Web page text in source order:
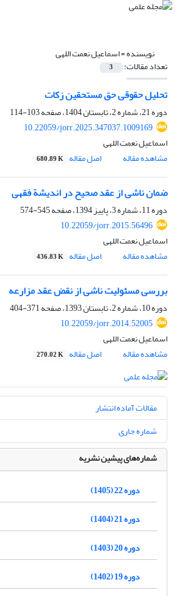
نویسنده =اسماعیل نعمت اللهی
تعداد مقالات: 3
تحلیل حقوقی حق مستحقین زکات
دوره 21، شماره 2، تابستان 1404، صفحه
103-114
10.22059/jorr.2025.347037.1009169
اسماعیل نعمت اللهی
مشاهده مقاله
اصل مقاله 680.89 K
ضمان ناشی از عقد صحیح در اندیشة فقهی
دوره 11، شماره 3، پاییز 1394، صفحه
545-574
10.22059/jorr.2015.56496
اسماعیل نعمت اللهی
مشاهده مقاله
اصل مقاله 436.83 K
بررسی مسئولیت ناشی از نقض عقد مزارعه
دوره 10، شماره 2، تابستان 1393، صفحه
371-404
10.22059/jorr.2014.52005
اسماعیل نعمت اللهی
مشاهده مقاله
اصل مقاله 270.02 K
مقالات آماده انتشار
شماره جاری
شماره‌های پیشین نشریه
دوره 22 (1405)
دوره 21 (1404)
دوره 20 (1403)
دوره 19 (1402)